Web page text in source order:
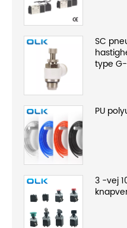
SC
type
PU
3 -vej